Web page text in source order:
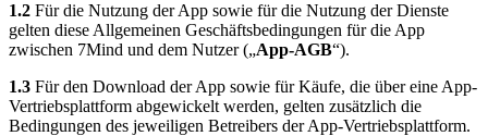
1.2 Für die Nutzung der App sowie für die Nutzung der Dienste
gelten diese Allgemeinen Geschäftsbedingungen für die App
zwischen 7Mind und dem Nutzer („App-AGB“).
1.3 Für den Download der App sowie für Käufe, die über eine App-
Vertriebsplattform abgewickelt werden, gelten zusätzlich die
Bedingungen des jeweiligen Betreibers der App-Vertriebsplattform.